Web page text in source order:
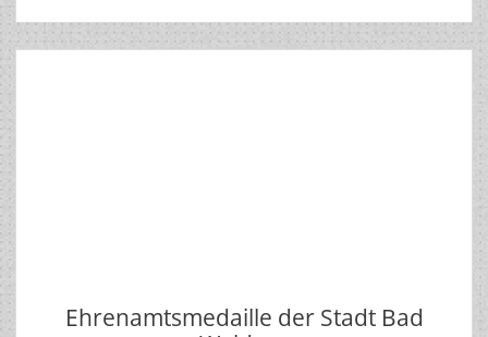
2024
kick
Ehrenamtsmedaille der Stadt Bad